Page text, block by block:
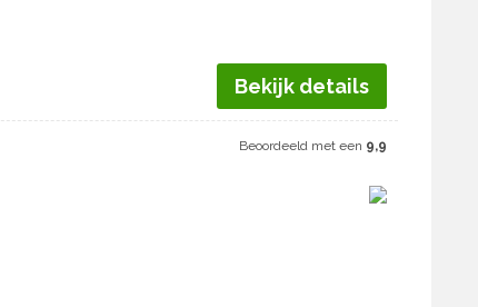
Bekijk details
Beoordeeld met een 9,9